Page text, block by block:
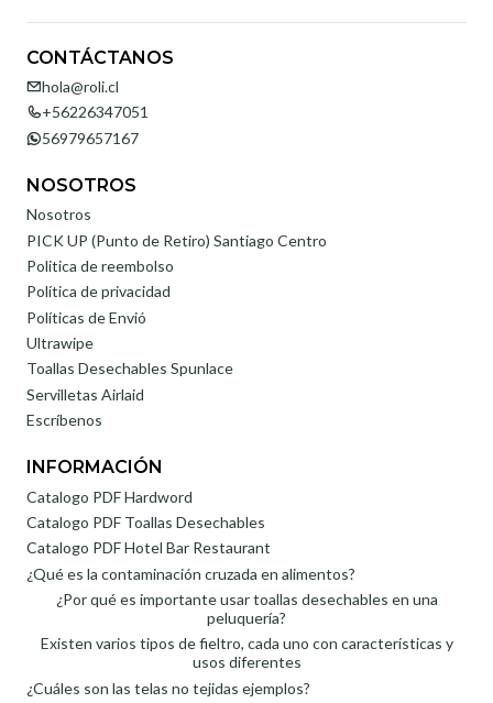
CONTÁCTANOS
hola@roli.cl
+56226347051
56979657167
NOSOTROS
Nosotros
PICK UP (Punto de Retiro) Santiago Centro
Politica de reembolso
Política de privacidad
Políticas de Envió
Ultrawipe
Toallas Desechables Spunlace
Servilletas Airlaid
Escríbenos
INFORMACIÓN
Catalogo PDF Hardword
Catalogo PDF Toallas Desechables
Catalogo PDF Hotel Bar Restaurant
¿Qué es la contaminación cruzada en alimentos?
¿Por qué es importante usar toallas desechables en una
peluquería?
Existen varios tipos de fieltro, cada uno con características y
usos diferentes
¿Cuáles son las telas no tejidas ejemplos?